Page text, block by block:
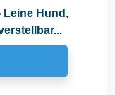
Leine Hund,